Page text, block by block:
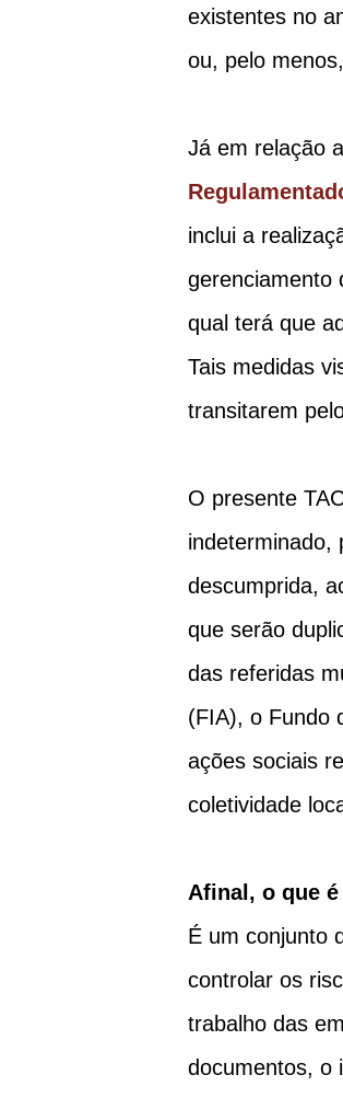
existentes no
ou, pelo
Já em relação
inclui a
gerenciamento
qual terá que
Tais medidas
transitarem
O presente
indeterminado,
descumprida,
que serão
das referidas
(FIA), o Fundo
ações sociais
coletividade
Afinal, o que
É um conjunto
controlar os
trabalho das
documentos, o